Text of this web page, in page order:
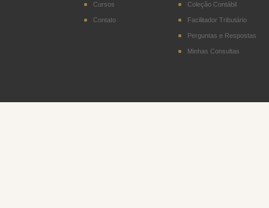
DITR - Declaração do
Imposto sobre a
Cursos
Contato
Coleção Contábil
Facilitador Tributário
Perguntas e Respostas
Minhas Consultas